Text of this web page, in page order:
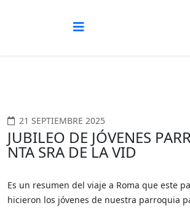
21 SEPTIEMBRE 2025
JUBILEO DE JÓVENES
NTA SRA DE LA VID
Es un resumen del viaje a Roma que este
hicieron los jóvenes de nuestra parroquia